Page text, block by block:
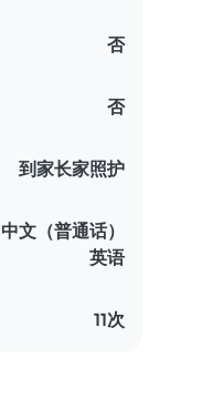
否
否
到家长家照护
中文（普通话）
英语
11次